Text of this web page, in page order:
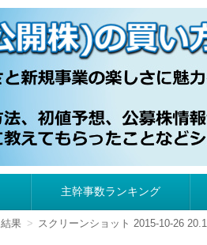
）の買い方
主幹事数ランキング
果 スクリーンショット 2015-10-26